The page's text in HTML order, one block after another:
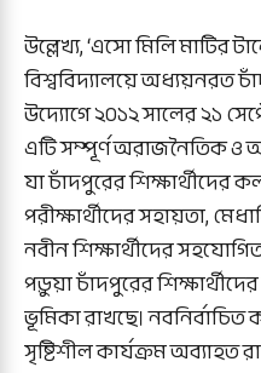
উল্লেখ্য, ‘এসো মিলি মাটির
বিশ্ববিদ্যালয়ে অধ্যয়নরত
উদ্যোগে ২০১২ সালের ২১
এটি সম্পূর্ণ অরাজনৈতিক
যা চাঁদপুরের শিক্ষার্থীদের
পরীক্ষার্থীদের সহায়তা,
নবীন শিক্ষার্থীদের
পড়ুয়া চাঁদপুরের
ভূমিকা রাখছে। নবনির্বাচিত
সৃষ্টিশীল কার্যক্রম অব্যাহত